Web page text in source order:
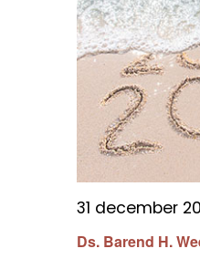
Ds. Barend H.
31 december